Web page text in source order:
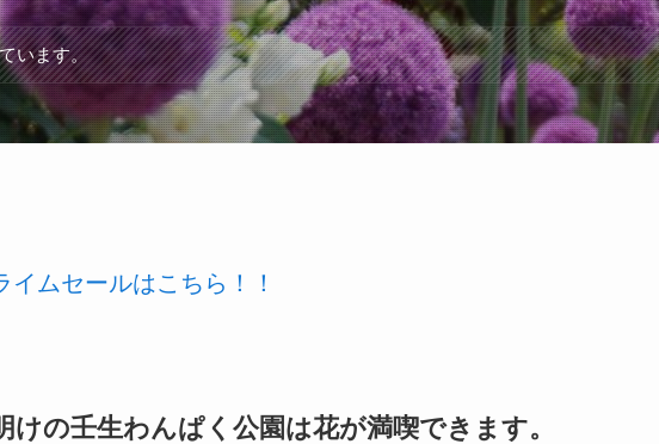
います。
イムセールはこちら！！
けの壬生わんぱく公園は花が満喫できます。